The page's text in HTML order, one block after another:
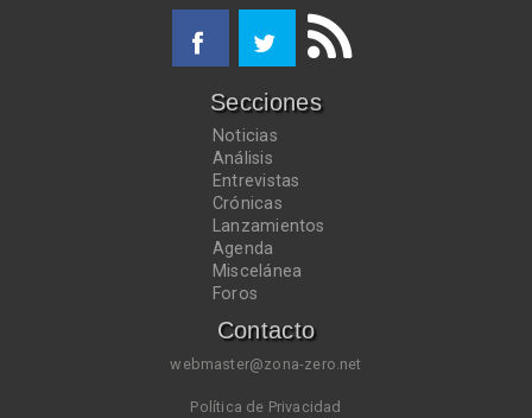
Secciones
Noticias
Análisis
Entrevistas
Crónicas
Lanzamientos
Agenda
Miscelánea
Foros
Contacto
webmaster@zona-zero.net
Política de Privacidad